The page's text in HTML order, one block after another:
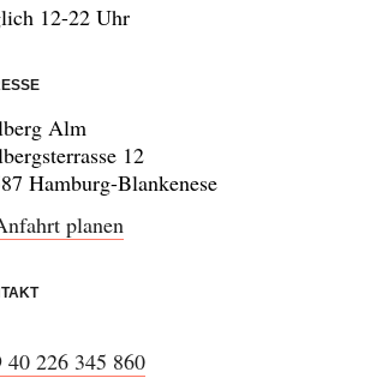
12-22 Uhr
Alm
12
Hamburg-Blankenese
planen
40 226 345 860